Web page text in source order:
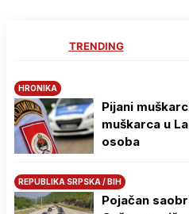
TRENDING
HRONIKA
Pijani
muškarca u
osoba
REPUBLIKA SRPSKA / BIH
Pojačan